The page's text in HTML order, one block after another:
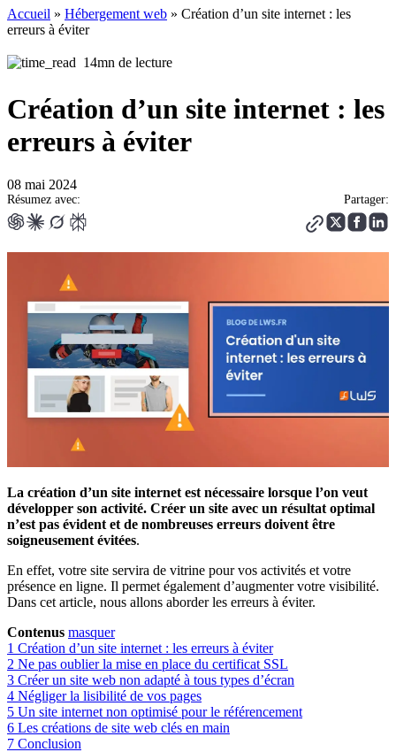
Accueil » Hébergement web » Création d’un site internet : les
erreurs à éviter
14mn de lecture
Création d’un site internet : les
erreurs à éviter
08 mai 2024
Résumez avec: Partager:
La création d’un site internet est nécessaire lorsque l’on veut
développer son activité. Créer un site avec un résultat optimal
n’est pas évident et de nombreuses erreurs doivent être
soigneusement évitées.
En effet, votre site servira de vitrine pour vos activités et votre
présence en ligne. Il permet également d’augmenter votre visibilité.
Dans cet article, nous allons aborder les erreurs à éviter.
Contenus masquer
1 Création d’un site internet : les erreurs à éviter
2 Ne pas oublier la mise en place du certificat SSL
3 Créer un site web non adapté à tous types d’écran
4 Négliger la lisibilité de vos pages
5 Un site internet non optimisé pour le référencement
6 Les créations de site web clés en main
7 Conclusion